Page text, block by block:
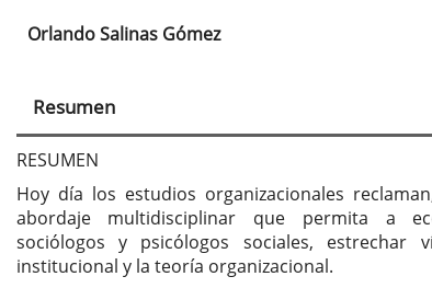
Contenido
principal
del
artículo
Orlando Salinas Gómez
Resumen
RESUMEN
Hoy día los estudios organizacionales
abordaje multidisciplinar que permita a
sociólogos y psicólogos sociales, estrechar
institucional y la teoría organizacional.